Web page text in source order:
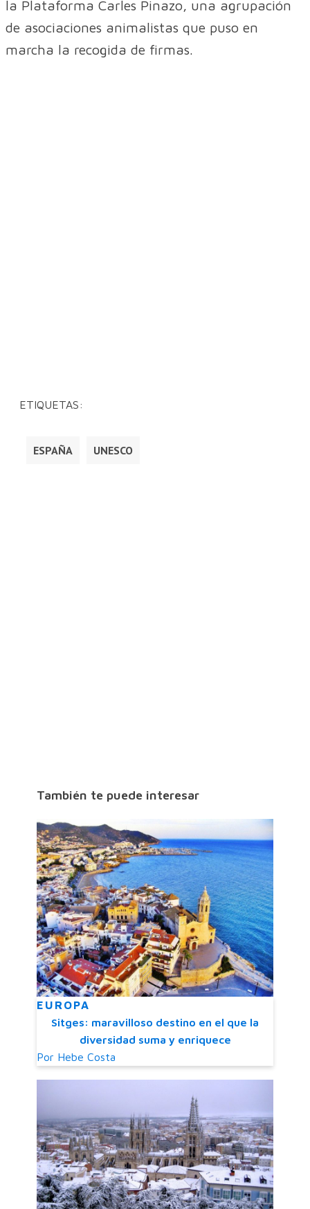
la Plataforma Carles Pinazo, una agrupación
de asociaciones animalistas que puso en
marcha la recogida de firmas.
ETIQUETAS:
ESPAÑA UNESCO
También te puede interesar
EUROPA
Sitges: maravilloso destino en el que la
diversidad suma y enriquece
Por Hebe Costa